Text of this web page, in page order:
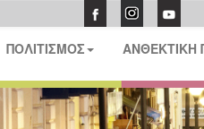
ΠΟΛΙΤΙΣΜΟΣ ΑΝΘΕΚΤΙΚΗ